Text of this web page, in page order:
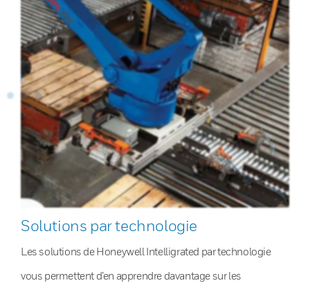
Solutions par technologie
Les solutions de Honeywell Intelligrated par technologie
vous permettent d’en apprendre davantage sur les